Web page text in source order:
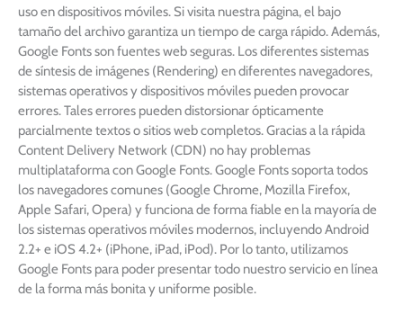
uso en dispositivos móviles. Si visita nuestra página, el bajo
tamaño del archivo garantiza un tiempo de carga rápido. Además,
Google Fonts son fuentes web seguras. Los diferentes sistemas
de síntesis de imágenes (Rendering) en diferentes navegadores,
sistemas operativos y dispositivos móviles pueden provocar
errores. Tales errores pueden distorsionar ópticamente
parcialmente textos o sitios web completos. Gracias a la rápida
Content Delivery Network (CDN) no hay problemas
multiplataforma con Google Fonts. Google Fonts soporta todos
los navegadores comunes (Google Chrome, Mozilla Firefox,
Apple Safari, Opera) y funciona de forma fiable en la mayoría de
los sistemas operativos móviles modernos, incluyendo Android
2.2+ e iOS 4.2+ (iPhone, iPad, iPod). Por lo tanto, utilizamos
Google Fonts para poder presentar todo nuestro servicio en línea
de la forma más bonita y uniforme posible.